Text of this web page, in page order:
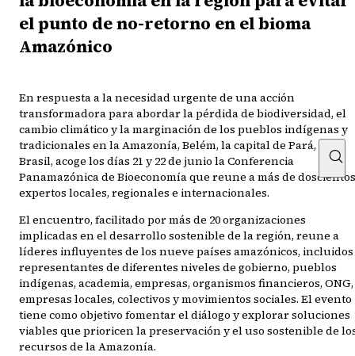
el punto de no-retorno en el bioma
Amazónico
En respuesta a la necesidad urgente de una acción
transformadora para abordar la pérdida de biodiversidad, el
cambio climático y la marginación de los pueblos indígenas y
tradicionales en la Amazonía, Belém, la capital de Pará, en
Brasil, acoge los días 21 y 22 de junio la Conferencia
Panamazónica de Bioeconomía que reune a más de doscientos
expertos locales, regionales e internacionales.
El encuentro, facilitado por más de 20 organizaciones
implicadas en el desarrollo sostenible de la región, reune a
líderes influyentes de los nueve países amazónicos, incluidos
representantes de diferentes niveles de gobierno, pueblos
indígenas, academia, empresas, organismos financieros, ONG,
empresas locales, colectivos y movimientos sociales. El evento
tiene como objetivo fomentar el diálogo y explorar soluciones
viables que prioricen la preservación y el uso sostenible de
recursos de la Amazonía.